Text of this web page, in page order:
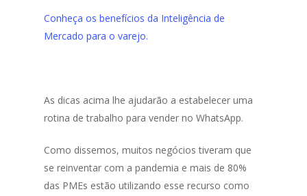
Conheça os benefícios da Inteligência de
Mercado para o varejo.
As dicas acima lhe ajudarão a estabelecer uma
rotina de trabalho para vender no WhatsApp.
Como dissemos, muitos negócios tiveram que
se reinventar com a pandemia e mais de 80%
das PMEs estão utilizando esse recurso como